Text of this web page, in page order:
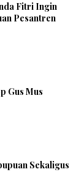
Fitri Ingin
Pesantren
Gus Mus
Sekaligus